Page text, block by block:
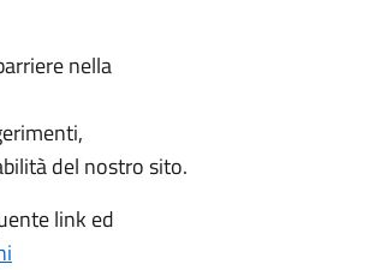
nella
del nostro sito.
link ed